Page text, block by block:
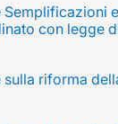
Semplificazioni
con legge
sulla riforma